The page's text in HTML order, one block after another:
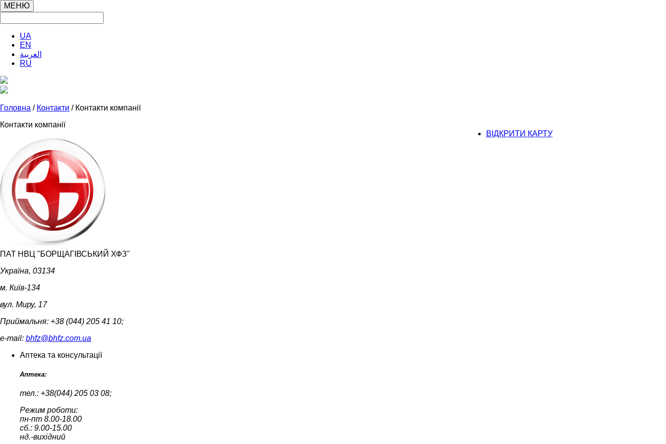
МЕНЮ
UA
EN
العربية
RU
Головна / Контакти / Контакти компанії
Контакти компанії
ВІДКРИТИ КАРТУ
ПАТ НВЦ "БОРЩАГІВСЬКИЙ ХФЗ"
Україна, 03134
м. Київ-134
вул. Миру, 17
Приймальня: +38 (044) 205 41 10;
e-mail: bhfz@bhfz.com.ua
Аптека та консультації
Аптека:
тел.: +38(044) 205 03 08;
Режим роботи:
пн-пт 8.00-18.00
сб.: 9.00-15.00
нд.-вихідний